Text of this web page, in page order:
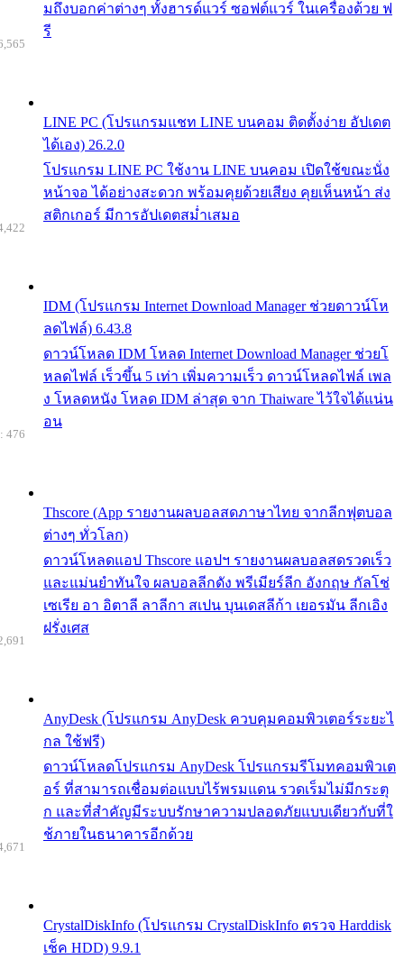
มถึงบอกค่าต่างๆ ทั้งฮารด์แวร์ ซอฟต์แวร์ ในเครื่องด้วย ฟ
รี
LINE PC (โปรแกรมแชท LINE บนคอม ติดตั้งง่าย อัปเดต
ได้เอง) 26.2.0
โปรแกรม LINE PC ใช้งาน LINE บนคอม เปิดใช้ขณะนั่ง
หน้าจอ ได้อย่างสะดวก พร้อมคุยด้วยเสียง คุยเห็นหน้า ส่ง
สติกเกอร์ มีการอัปเดตสม่ำเสมอ
IDM (โปรแกรม Internet Download Manager ช่วยดาวน์โห
ลดไฟล์) 6.43.8
ดาวน์โหลด IDM โหลด Internet Download Manager ช่วยโ
หลดไฟล์ เร็วขึ้น 5 เท่า เพิ่มความเร็ว ดาวน์โหลดไฟล์ เพล
ง โหลดหนัง โหลด IDM ล่าสุด จาก Thaiware ไว้ใจได้แน่น
อน
Thscore (App รายงานผลบอลสดภาษาไทย จากลีกฟุตบอล
ต่างๆ ทั่วโลก)
ดาวน์โหลดแอป Thscore แอปฯ รายงานผลบอลสดรวดเร็ว
และแม่นยำทันใจ ผลบอลลีกดัง พรีเมียร์ลีก อังกฤษ กัลโช่
เซเรีย อา อิตาลี ลาลีกา สเปน บุนเดสลีก้า เยอรมัน ลีกเอิง
ฝรั่งเศส
476
AnyDesk (โปรแกรม AnyDesk ควบคุมคอมพิวเตอร์ระยะไ
กล ใช้ฟรี)
ดาวน์โหลดโปรแกรม AnyDesk โปรแกรมรีโมทคอมพิวเต
อร์ ที่สามารถเชื่อมต่อแบบไร้พรมแดน รวดเร็มไม่มีกระตุ
ก และที่สำคัญมีระบบรักษาความปลอดภัยแบบเดียวกับที่ใ
ช้ภายในธนาคารอีกด้วย
CrystalDiskInfo (โปรแกรม CrystalDiskInfo ตรวจ Harddisk
เช็ค HDD) 9.9.1